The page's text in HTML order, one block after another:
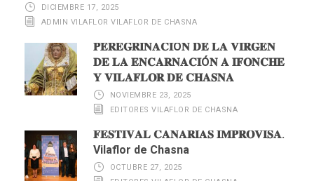
DICIEMBRE 17, 2025
ADMIN VILAFLOR VILAFLOR DE CHASNA
𝐏𝐄𝐑𝐄𝐆𝐑𝐈𝐍𝐀𝐂𝐈Ó𝐍 𝐃𝐄 𝐋𝐀 𝐕𝐈𝐑𝐆𝐄𝐍
𝐃𝐄 𝐋𝐀 𝐄𝐍𝐂𝐀𝐑𝐍𝐀𝐂𝐈Ó𝐍 𝐀 𝐈𝐅𝐎𝐍𝐂𝐇𝐄
𝐘 𝐕𝐈𝐋𝐀𝐅𝐋𝐎𝐑 𝐃𝐄 𝐂𝐇𝐀𝐒𝐍𝐀
NOVIEMBRE 23, 2025
EDITORES VILAFLOR DE CHASNA
𝐅𝐄𝐒𝐓𝐈𝐕𝐀𝐋 𝐂𝐀𝐍𝐀𝐑𝐈𝐀𝐒 𝐈𝐌𝐏𝐑𝐎𝐕𝐈𝐒𝐀.
Vilaflor de Chasna
OCTUBRE 27, 2025